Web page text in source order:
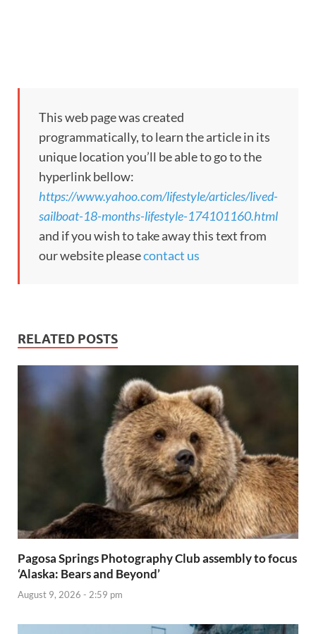
This web page was created
programmatically, to learn the article in its
unique location you’ll be able to go to the
hyperlink bellow:
https://www.yahoo.com/lifestyle/articles/lived-
sailboat-18-months-lifestyle-174101160.html
and if you wish to take away this text from
our website pleasecontact us
RELATED POSTS
Pagosa Springs Photography Club assembly to focus
‘Alaska: Bears and Beyond’
August 9, 2026 - 2:59 pm